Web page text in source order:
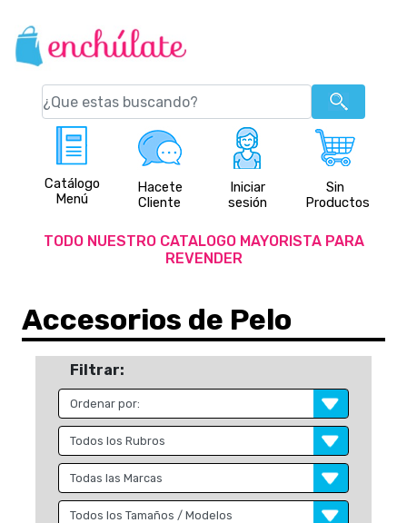
Catálogo
Menú
Hacete
Cliente
Iniciar
sesión
Sin
Productos
TODO NUESTRO CATALOGO MAYORISTA PARA
REVENDER
Accesorios de Pelo
Filtrar: